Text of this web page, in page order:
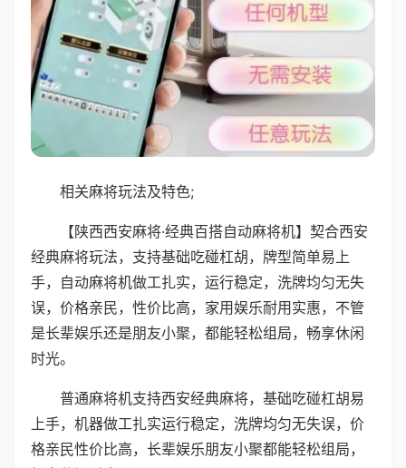
相关麻将玩法及特色;
【陕西西安麻将·经典百搭自动麻将机】契合西安
经典麻将玩法，支持基础吃碰杠胡，牌型简单易上
手，自动麻将机做工扎实，运行稳定，洗牌均匀无失
误，价格亲民，性价比高，家用娱乐耐用实惠，不管
是长辈娱乐还是朋友小聚，都能轻松组局，畅享休闲
时光。
普通麻将机支持西安经典麻将，基础吃碰杠胡易
上手，机器做工扎实运行稳定，洗牌均匀无失误，价
格亲民性价比高，长辈娱乐朋友小聚都能轻松组局，